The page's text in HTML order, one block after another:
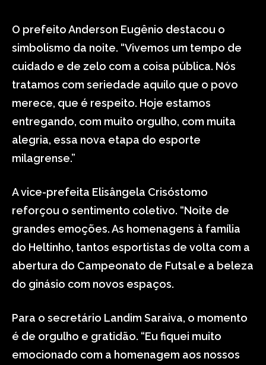
O prefeito Anderson Eugênio destacou o
simbolismo da noite. “Vivemos um tempo de
cuidado e de zelo com a coisa pública. Nós
tratamos com seriedade aquilo que o povo
merece, que é respeito. Hoje estamos
entregando, com muito orgulho, com muita
alegria, essa nova etapa do esporte
milagrense.”
A vice-prefeita Elisângela Crisóstomo
reforçou o sentimento coletivo. “Noite de
grandes emoções. As homenagens à família
do Heltinho, tantos esportistas de volta com a
abertura do Campeonato de Futsal e a beleza
do ginásio com novos espaços.
Para o secretário Landim Saraiva, o momento
é de orgulho e gratidão. “Eu fiquei muito
emocionado com a homenagem aos nossos